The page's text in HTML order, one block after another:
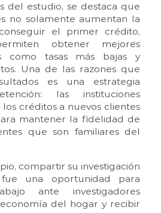
del estudio, se destaca que
no solamente aumentan la
el primer crédito,
obtener mejores
como tasas más bajas y
Una de las razones que
es una estrategia
las instituciones
créditos a nuevos clientes
mantener la fidelidad de
que son familiares del
compartir su investigación
una oportunidad para
ante investigadores
del hogar y recibir